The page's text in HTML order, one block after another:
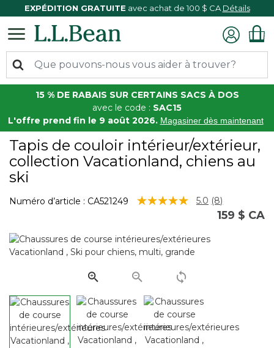
EXPÉDITION GRATUITE avec achat de 100 $ CA Détails
15 % DE RABAIS SUR CERTAINS SACS À DOS
avec le code : SAC15
L'offre prend fin le 9 août 2026. Magasiner dès maintenant
Tapis de couloir intérieur/extérieur,
collection Vacationland, chiens au
ski
Numéro d’article : CA521249 4,6 sur 5 Évaluation des clients
5.0 Lire
les
(8)
159 $ CA